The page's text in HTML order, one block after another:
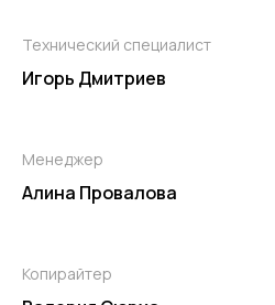
Технический специалист
Игорь Дмитриев
Менеджер
Алина Провалова
Копирайтер